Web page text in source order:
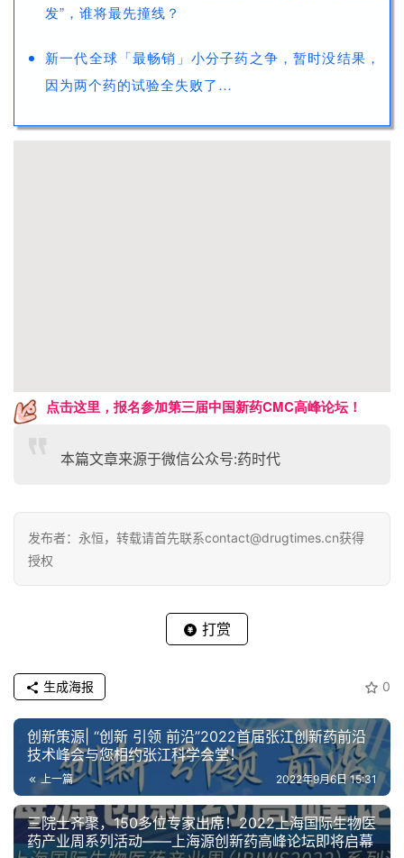
发”，谁将最先撞线？
新一代全球「最畅销」小分子药之争，暂时没结果，
因为两个药的试验全失败了…
点击这里，报名参加第三届中国新药CMC高峰论坛 ！
本篇文章来源于微信公众号:药时代
发布者：永恒，转载请首先联系contact@drugtimes.cn获得
授权
打赏
0
生成海报
创新策源| “创新 引领 前沿”2022首届张江创新药前沿
技术峰会与您相约张江科学会堂！
上一篇 2022年9月6日 15:31
三院士齐聚，150多位专家出席！2022上海国际生物医
药产业周系列活动——上海源创新药高峰论坛即将启幕